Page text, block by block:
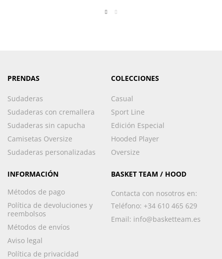
PRENDAS
Sudaderas
Sudaderas con cremallera
Sudaderas sin capucha
Camisetas Oversize
Sudaderas personalizadas
COLECCIONES
Casual
Sport Line
Edición Especial
Hooded Player
Oversize
INFORMACIÓN
Métodos de pago
Política de devoluciones y
reembolsos
Métodos de envíos
Aviso legal
Política de privacidad
BASKET TEAM / HOOD
Contacta con nosotros en:
Teléfono: +34 610 465 629
Email: info@basketteam.es